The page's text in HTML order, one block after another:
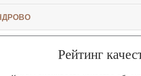
Рейтинг